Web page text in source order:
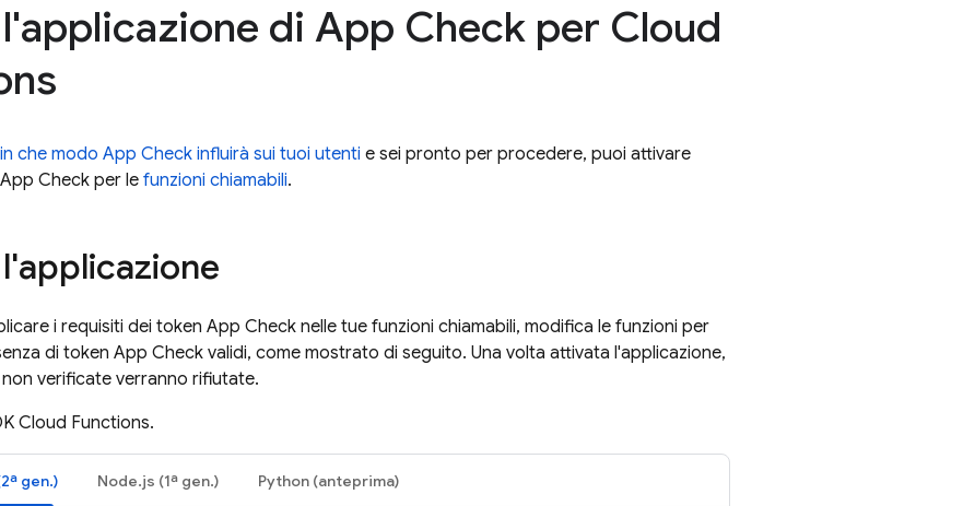
di App Check per Cloud
che modo App Check influirà sui tuoi utenti e sei pronto per procedere, puoi attivare
App Check per le funzioni chiamabili.
i requisiti dei token App Check nelle tue funzioni chiamabili, modifica le funzioni per
di token App Check validi, come mostrato di seguito. Una volta attivata l'applicazione,
verificate verranno rifiutate.
Cloud Functions.
gen.) Node.js (1ª gen.) Python (anteprima)